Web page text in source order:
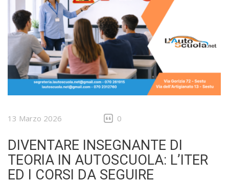
CORSI PROFESSIONALI
PERCHÉ SCEGLIERCI
CONTATTI
13 Marzo 2026 0
DIVENTARE INSEGNANTE DI
TEORIA IN AUTOSCUOLA: L’ITER
ED I CORSI DA SEGUIRE